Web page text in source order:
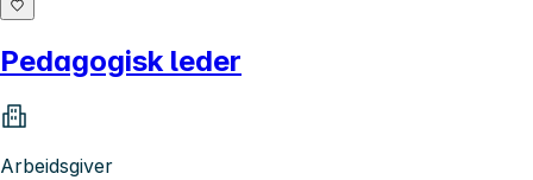
Pedagogisk leder
Arbeidsgiver